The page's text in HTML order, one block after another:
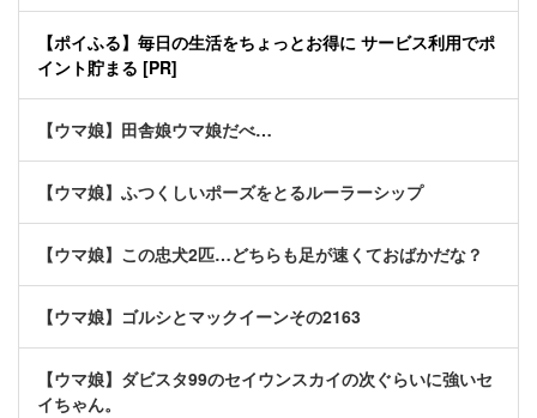
【ポイふる】毎日の生活をちょっとお得に サービス利用でポ
イント貯まる [PR]
【ウマ娘】田舎娘ウマ娘だべ…
【ウマ娘】ふつくしいポーズをとるルーラーシップ
【ウマ娘】この忠犬2匹…どちらも足が速くておばかだな？
【ウマ娘】ゴルシとマックイーンその2163
【ウマ娘】ダビスタ99のセイウンスカイの次ぐらいに強いセ
イちゃん。